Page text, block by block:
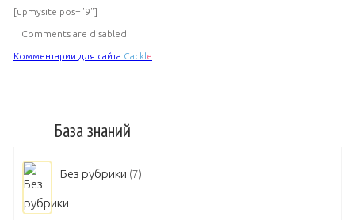
[upmysite pos="9"]
Comments are disabled
Комментарии для сайта Cackl e
База знаний
Без рубрики (7)